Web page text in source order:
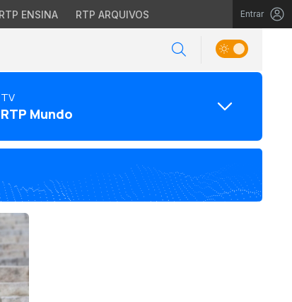
RTP ENSINA RTP ARQUIVOS Entrar
TV
RTP Mundo